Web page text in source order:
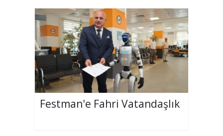
Festman'e Fahri Vatandaşlık